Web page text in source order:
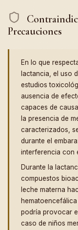
Precauciones
En lo que
lactancia, el uso
estudios
ausencia de
capaces de
la presencia de
caracterizados,
durante el
interferencia con
Durante la
compuestos
leche materna
podría provocar
caso de niños